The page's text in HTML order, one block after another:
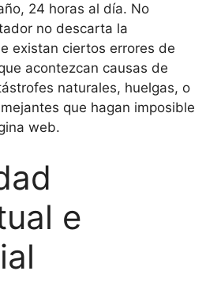
24 horas al día. No
no descarta la
existan ciertos errores de
acontezcan causas de
naturales, huelgas, o
que hagan imposible
web.
e